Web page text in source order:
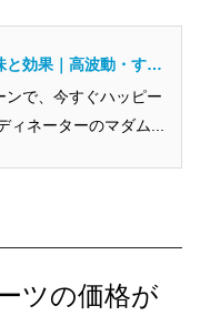
と効果｜高波動・すご
本物の選び方
ンで、今すぐハッピー
ィネーターのマダム...
ツの価格が